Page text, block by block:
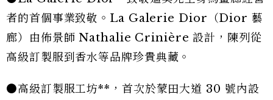
者的首個事業致敬。La Galerie Dior（Dior 藝
廊）由佈景師 Nathalie Crinière 設計，陳列從
高級訂製服到香水等品牌珍貴典藏。
●高級訂製服工坊**，首次於蒙田大道 30 號內設